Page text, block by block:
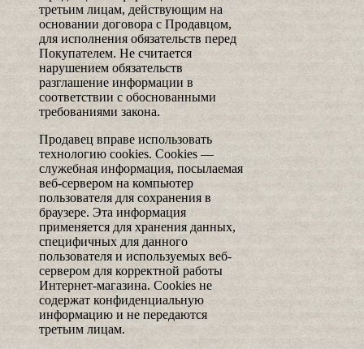
третьим лицам, действующим на
основании договора с Продавцом,
для исполнения обязательств перед
Покупателем. Не считается
нарушением обязательств
разглашение информации в
соответствии с обоснованными
требованиями закона.
Продавец вправе использовать
технологию cookies. Cookies —
служебная информация, посылаемая
веб-сервером на компьютер
пользователя для сохранения в
браузере. Эта информация
применяется для хранения данных,
специфичных для данного
пользователя и используемых веб-
сервером для корректной работы
Интернет-магазина. Cookies не
содержат конфиденциальную
информацию и не передаются
третьим лицам.